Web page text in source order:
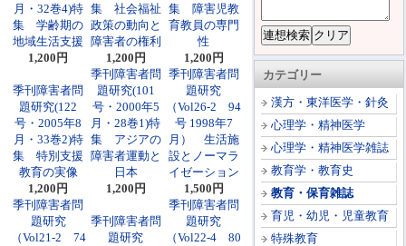
カテゴリー
漢方・東洋医学・針灸
心理学・精神医学
心理学・精神医学雑誌
教育学・教育史
教育・保育雑誌
育児・幼児・児童教育
特殊教育
月・32巻4)特
集 学齢期の
地域生活支援
1,200円
集 社会福祉
政策の動向と
障害者の権利
1,200円
集 障害児教
育教員の専門
性
1,200円
季刊障害者問
題研究(122
号・2005年8
月・33巻2)特
集 特別支援
教育の実像
1,200円
季刊障害者問
題研究(101
号・2000年5
月・28巻1)特
集 アジアの
障害者運動と
日本
1,200円
季刊障害者問
題研究
（Vol26-2 94
号 1998年7
月） 生活施
設とノーマラ
イゼーション
1,500円
季刊障害者問
題研究
（Vol21-2 74
季刊障害者問
題研究
季刊障害者問
題研究
（Vol22-4 80